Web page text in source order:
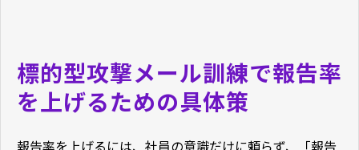
標的型攻撃メール訓練で報告率
を上げるための具体策